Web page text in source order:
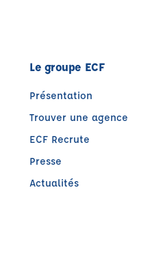
Le groupe ECF
Présentation
Trouver une agence
ECF Recrute
Presse
Actualités